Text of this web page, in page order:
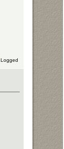
Logged